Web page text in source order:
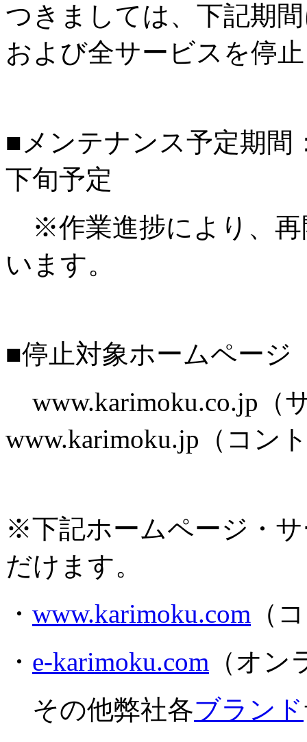
つきましては、下記期
および全サービスを停
■メンテナンス予定期間
下旬予定
※作業進捗により、再
います。
■停止対象ホームページ
www.karimoku.co.jp（
www.karimoku.jp（コン
※下記ホームページ・
だけます。
・ www.karimoku.com （
・ e-karimoku.com （オ
その他弊社各ブランド